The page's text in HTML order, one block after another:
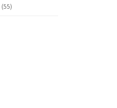
(55)